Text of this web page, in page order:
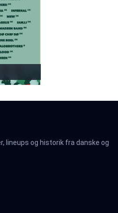
lineups og historik fra danske og